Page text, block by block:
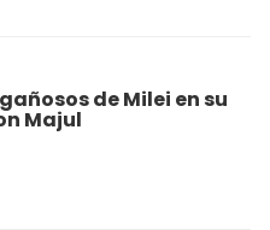
de Milei en su
Majul